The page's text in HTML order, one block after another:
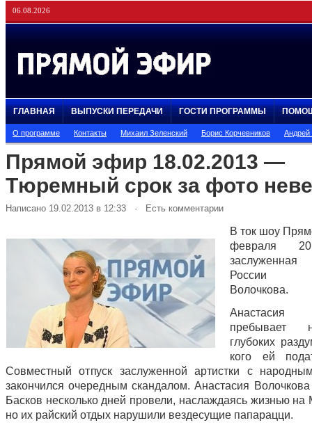
06.08.2026
ГЛАВНАЯ ВЫПУСКИ ПЕРЕДАЧИ ГОСТИ ПРОГРАММЫ
О программе Контакты Михаил Зеленский Борис Корчевников
Прямой эфир 18.02.2013 —
Тюремный срок за фото
Написано 19.02.2013 в 12:33 · Есть комментарии
В ток шоу
февраля
заслуженная
России
Волочкова.
Анастасия
пребывает
глубоких
кого ей
Совместный отпуск заслуженной артистки с
закончился очередным скандалом. Анастасия
Басков несколько дней провели, наслаждаясь жизнью на
но их райский отдых нарушили вездесущие папарацци.